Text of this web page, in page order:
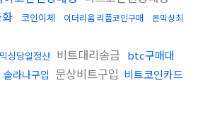
코인이체 이더리움 리플코인구매
돈믹싱최
싱당일정산 비트대리송금 btc구매대
솔라나구입 문상비트구입 비트코인카드